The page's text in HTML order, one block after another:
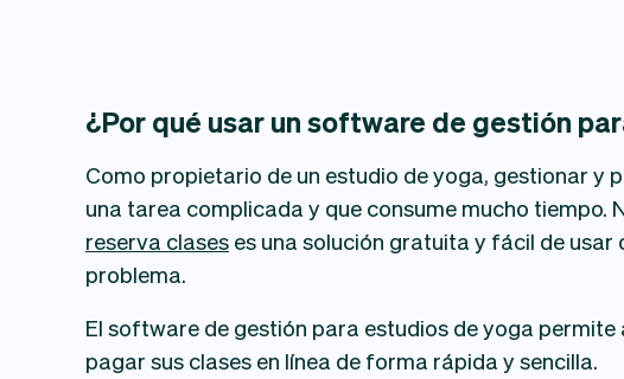
¿Por qué usar un software de gestión
Como propietario de un estudio de yoga, gestionar y
una tarea complicada y que consume mucho tiempo.
reserva clases es una solución gratuita y fácil de usar
problema.
El software de gestión para estudios de yoga permite
pagar sus clases en línea de forma rápida y sencilla.